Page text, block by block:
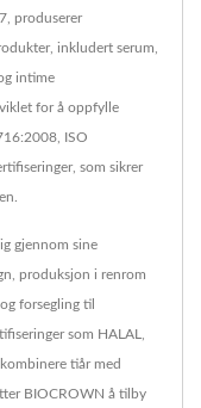
produserer
inkludert serum,
intime
for å oppfylle
ISO
som sikrer
gjennom sine
produksjon i renrom
forsegling til
som HALAL,
tiår med
BIOCROWN å tilby